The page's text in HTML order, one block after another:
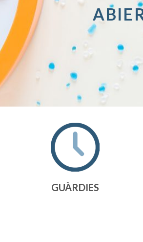
GUÀRDIES